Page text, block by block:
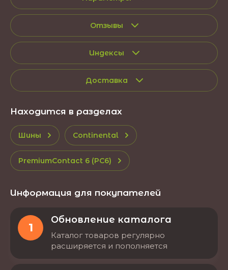
Отзывы
Индексы
Доставка
Находится в разделах
Шины Continental
PremiumContact 6 (PC6)
Информация для покупателей
1
Обновление каталога
Каталог товаров регулярно
расширяется и пополняется